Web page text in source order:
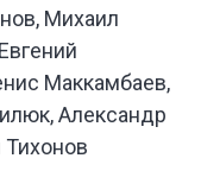
Михаил
Маккамбаев,
Александр